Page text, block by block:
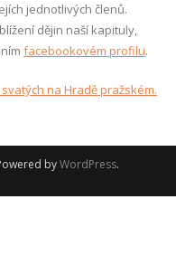
jednotlivých členů.
dějin naší kapituly,
facebookovém profilu.
na Hradě pražském.
byWordPress.